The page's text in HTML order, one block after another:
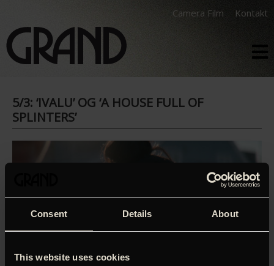
Consent Details About
This website uses cookies
Camera Film Kontakt
5/3: ‘IVALU’ OG ‘A HOUSE FULL OF
SPLINTERS’